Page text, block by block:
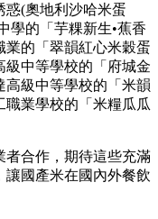
惑(奧地利沙哈米蛋
學的「芋粿新生•蕉香
的「翠韻紅心米穀蛋
中等學校的「府城金
級中等學校的「米韻
業學校的「米糧瓜瓜
者合作，期待這些充滿
國產米在國內外餐飲